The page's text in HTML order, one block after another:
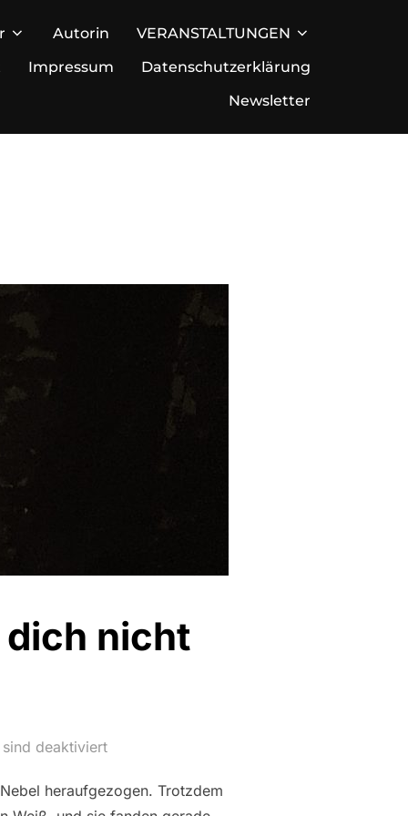
Autorin
VERANSTALTUNGEN
Impressum
Datenschutzerklärung
Newsletter
nicht
deaktiviert
heraufgezogen. Trotzdem